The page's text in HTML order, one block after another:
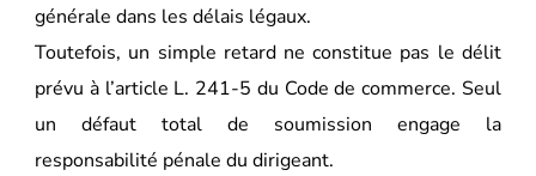
générale dans les délais légaux.
Toutefois, un simple retard ne constitue pas le délit
prévu à l’article L. 241-5 du Code de commerce. Seul
un défaut total de soumission engage la
responsabilité pénale du dirigeant.